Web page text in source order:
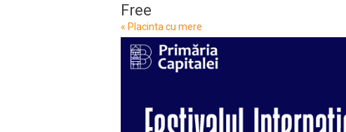
Free
Event
Navigation
« Placinta cu mere